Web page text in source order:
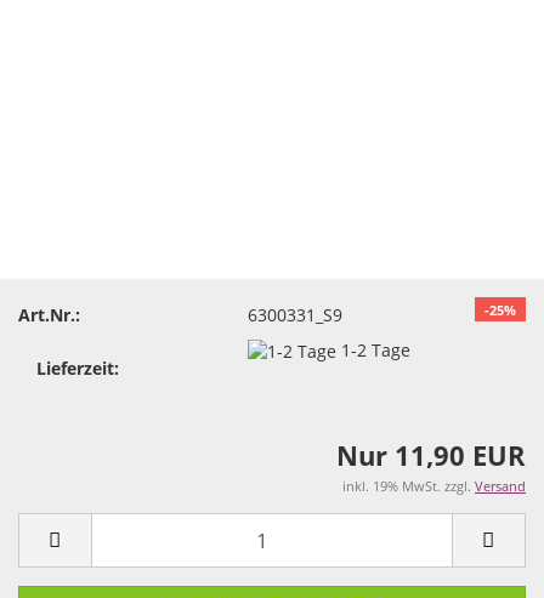
-25%
Art.Nr.: 6300331_S9
Lieferzeit:
1-2 Tage
Nur 11,90 EUR
inkl. 19% MwSt. zzgl. Versand